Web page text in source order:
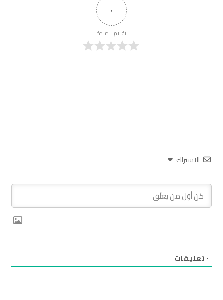
٠
تقييم المادة
الاشتراك
٠ تعليقات